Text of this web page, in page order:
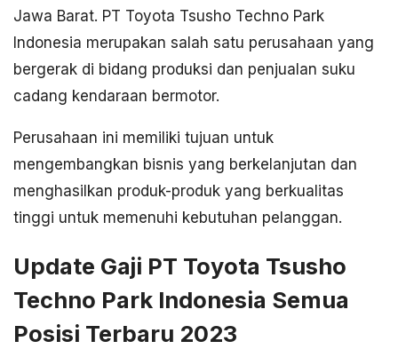
Jawa Barat. PT Toyota Tsusho Techno Park
Indonesia merupakan salah satu perusahaan yang
bergerak di bidang produksi dan penjualan suku
cadang kendaraan bermotor.
Perusahaan ini memiliki tujuan untuk
mengembangkan bisnis yang berkelanjutan dan
menghasilkan produk-produk yang berkualitas
tinggi untuk memenuhi kebutuhan pelanggan.
Update Gaji PT Toyota Tsusho
Techno Park Indonesia Semua
Posisi Terbaru 2023